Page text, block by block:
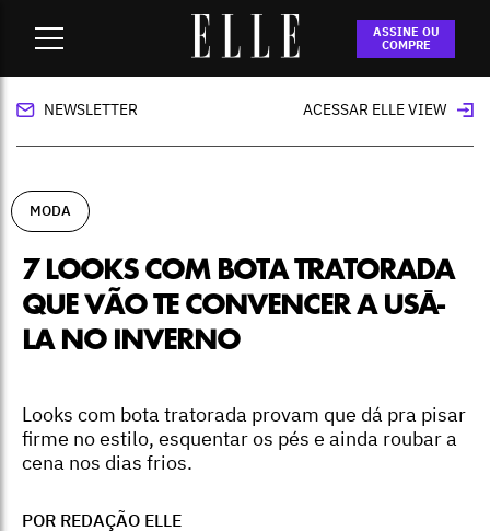
ASSINE OU
COMPRE
7 looks com bota tratorada que vão te
convencer a usá-la no inverno
NEWSLETTER ACESSAR ELLE VIEW
MODA
7 LOOKS COM BOTA TRATORADA
QUE VÃO TE CONVENCER A USÁ-
LA NO INVERNO
Looks com bota tratorada provam que dá pra pisar
firme no estilo, esquentar os pés e ainda roubar a
cena nos dias frios.
POR REDAÇÃO ELLE